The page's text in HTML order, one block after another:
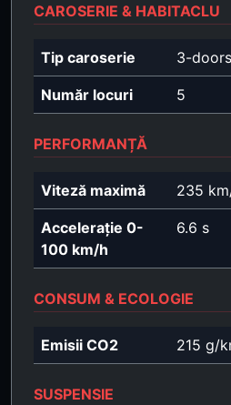
CAROSERIE & HABITACLU
Tip caroserie 3-
Număr locuri 5
PERFORMANȚĂ
Viteză maximă 235
Accelerație 0-
100 km/h
6.6 s
CONSUM & ECOLOGIE
Emisii CO2 215 g/
SUSPENSIE